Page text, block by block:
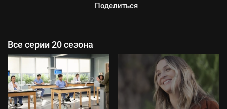
Поделиться
Все серии 20 сезона